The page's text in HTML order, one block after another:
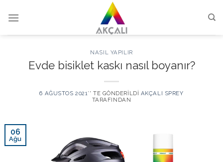
NASIL YAPILIR
Evde bisiklet kaskı nasıl boyanır?
6 AĞUSTOS 2021 ’' TE GÖNDERILDI AKÇALI SPREY
TARAFINDAN
06
Ağu